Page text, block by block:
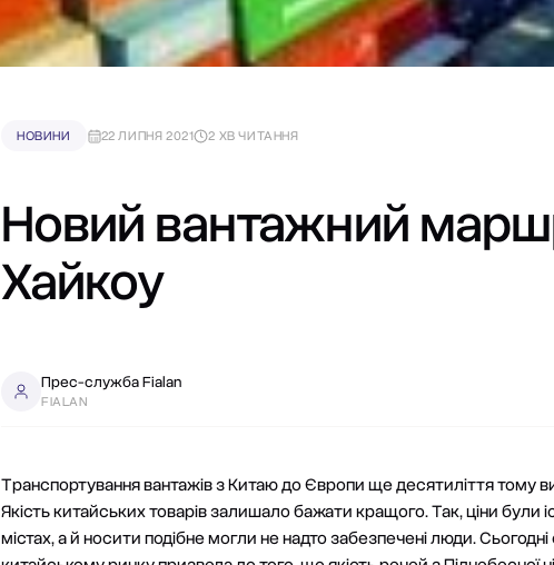
НОВИНИ 22 ЛИПНЯ 2021 2 ХВ ЧИТАННЯ
Новий вантажний
Хайкоу
Прес-служба Fialan
FIALAN
Транспортування вантажів з Китаю до Європи ще десятиліття тому
Якість китайських товарів залишало бажати кращого. Так, ціни були
містах, а й носити подібне могли не надто забезпечені люди.